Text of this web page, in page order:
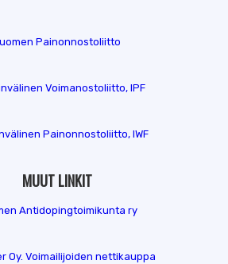
Painonnostoliitto
Voimanostoliitto, IPF
Painonnostoliitto, IWF
MUUT LINKIT
Antidopingtoimikunta ry
Oy. Voimailijoiden nettikauppa